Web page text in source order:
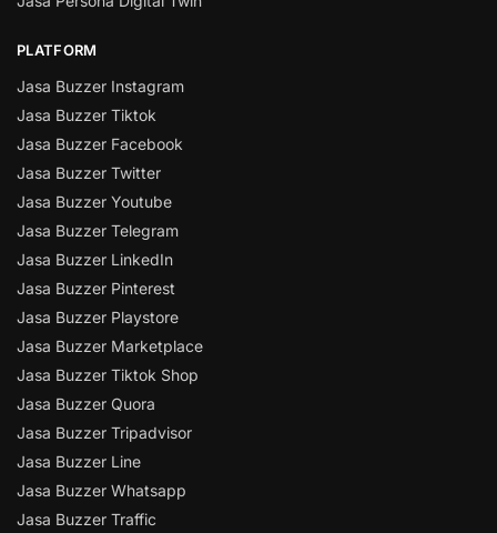
PLATFORM
Jasa Buzzer Instagram
Jasa Buzzer Tiktok
Jasa Buzzer Facebook
Jasa Buzzer Twitter
Jasa Buzzer Youtube
Jasa Buzzer Telegram
Jasa Buzzer LinkedIn
Jasa Buzzer Pinterest
Jasa Buzzer Playstore
Jasa Buzzer Marketplace
Jasa Buzzer Tiktok Shop
Jasa Buzzer Quora
Jasa Buzzer Tripadvisor
Jasa Buzzer Line
Jasa Buzzer Whatsapp
Jasa Buzzer Traffic